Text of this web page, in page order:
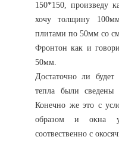
150*150, произведу
хочу толщину
плитами по 50мм со
Фронтон как и
50мм.
Достаточно ли будет
тепла были сведены
Конечно же это с
образом и окна
соотвественно с